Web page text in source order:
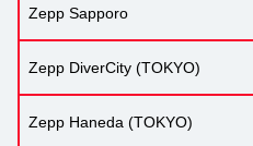
Zepp Sapporo
Zepp DiverCity (TOKYO)
Zepp Haneda (TOKYO)